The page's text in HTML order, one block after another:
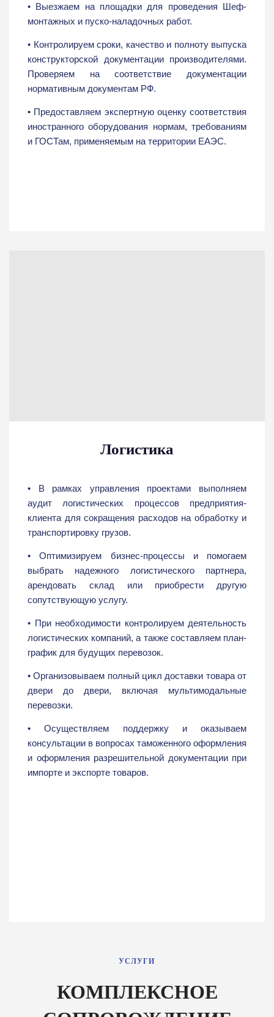
• Выезжаем на площадки для проведения Шеф-
монтажных и пуско-наладочных работ.
• Контролируем сроки, качество и полноту выпуска
конструкторской документации производителями.
Проверяем на соответствие документации
нормативным документам РФ.
• Предоставляем экспертную оценку соответствия
иностранного оборудования нормам, требованиям
и ГОСТам, применяемым на территории ЕАЭС.
Логистика
• В рамках управления проектами выполняем
аудит логистических процессов предприятия-
клиента для сокращения расходов на обработку и
транспортировку грузов.
• Оптимизируем бизнес-процессы и помогаем
выбрать надежного логистического партнера,
арендовать склад или приобрести другую
сопутствующую услугу.
• При необходимости контролируем деятельность
логистических компаний, а также составляем план-
график для будущих перевозок.
• Организовываем полный цикл доставки товара от
двери до двери, включая мультимодальные
перевозки.
• Осуществляем поддержку и оказываем
консультации в вопросах таможенного оформления
и оформления разрешительной документации при
импорте и экспорте товаров.
УСЛУГИ
КОМПЛЕКСНОЕ